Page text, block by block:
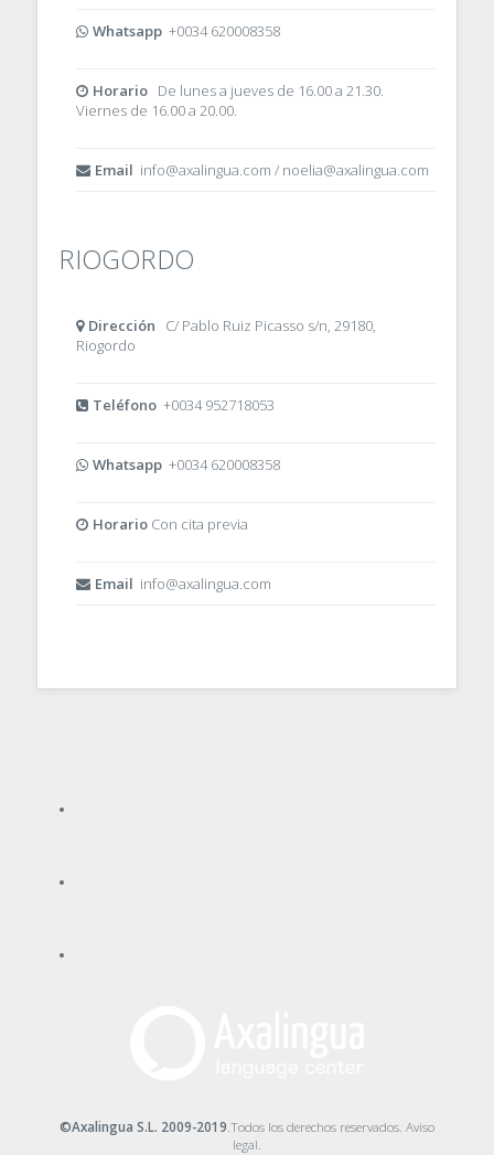
Whatsapp+0034 620008358
HorarioDe lunes a jueves de 16.00 a 21.30.
Viernes de 16.00 a 20.00.
Email info@axalingua.com / noelia@axalingua.com
RIOGORDO
Dirección C/ Pablo Ruiz Picasso s/n, 29180,
Riogordo
Teléfono+0034 952718053
Whatsapp+0034 620008358
HorarioCon cita previa
Email info@axalingua.com
©Axalingua S.L. 2009-2019 .Todos los derechos reservados. Aviso
legal